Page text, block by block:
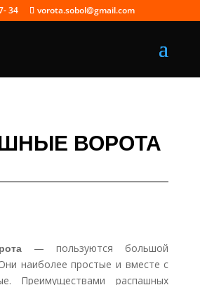
34 vorota.sobol@gmail.com
ВОРОТА
— пользуются большой
наиболее простые и вместе с
Преимуществами распашных